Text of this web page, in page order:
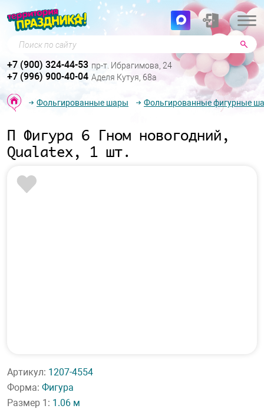
Поиск по сайту
+7 (900) 324-44-53 пр-т. Ибрагимова, 24
+7 (996) 900-40-04 Аделя Кутуя, 68а
Фольгированные шары Фольгированные фигурные
П Фигура 6 Гном новогодний,
Qualatex, 1 шт.
Артикул: 1207-4554
Форма: Фигура
Размер 1: 1.06 м